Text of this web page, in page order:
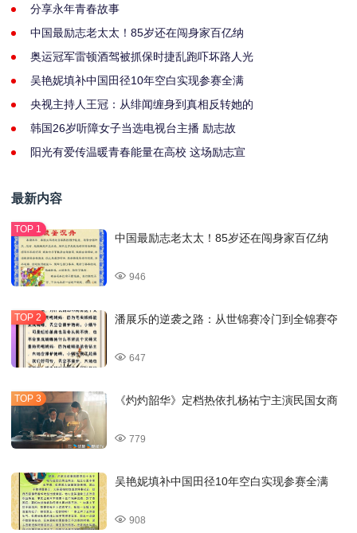
分享永年青春故事
中国最励志老太太！85岁还在闯身家百亿纳
奥运冠军雷顿酒驾被抓保时捷乱跑吓坏路人光
吴艳妮填补中国田径10年空白实现参赛全满
央视主持人王冠：从绯闻缠身到真相反转她的
韩国26岁听障女子当选电视台主播 励志故
阳光有爱传温暖青春能量在高校 这场励志宣
最新内容
中国最励志老太太！85岁还在闯身家百亿纳
946
潘展乐的逆袭之路：从世锦赛冷门到全锦赛夺
647
《灼灼韶华》定档热依扎杨祐宁主演民国女商
779
吴艳妮填补中国田径10年空白实现参赛全满
908